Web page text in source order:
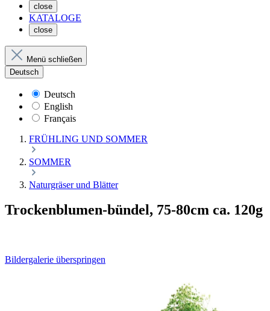
close
KATALOGE
close
Menü schließen
Deutsch
Deutsch
English
Français
FRÜHLING UND SOMMER
SOMMER
Naturgräser und Blätter
Trockenblumen-bündel, 75-80cm ca. 120g
Bildergalerie überspringen